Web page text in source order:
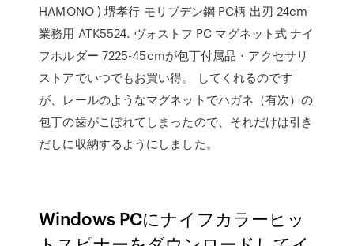
HAMONO ) 堺孝行 モリブデン鋼 PC柄 出刃 24cm
業務用 ATK5524. ヴォストフ PC マグネット式 ナイ
フホルダー 7225-45cmが包丁付属品・アクセサリ
ストアでいつでもお買い得。 してくれるのです
が、レールのようなマグネットでハガネ（有次）の
包丁の歯がこぼれてしまったので、それだけは引き
だしに収納するようにしました。
Windows PCにナイフカラーヒッ